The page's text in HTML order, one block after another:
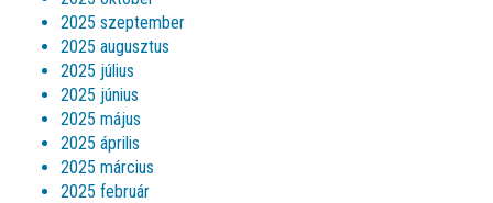
2025 szeptember
2025 augusztus
2025 július
2025 június
2025 május
2025 április
2025 március
2025 február